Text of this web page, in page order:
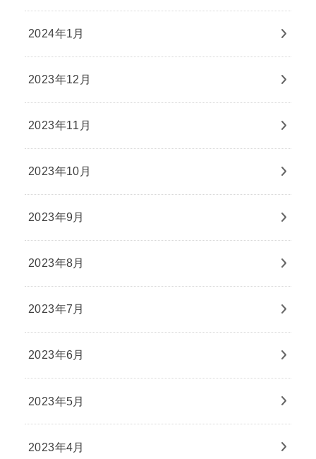
2024年1月
2023年12月
2023年11月
2023年10月
2023年9月
2023年8月
2023年7月
2023年6月
2023年5月
2023年4月